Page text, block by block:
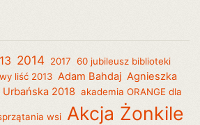
2014 2017 60 jubileusz biblioteki
liść 2013 Adam Bahdaj Agnieszka
2018 akademia ORANGE dla
wsi Akcja Żonkile